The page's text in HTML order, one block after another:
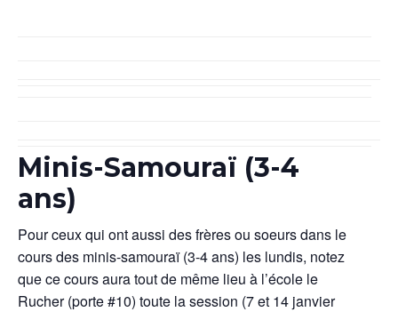
Minis-Samouraï (3-4
ans)
Pour ceux qui ont aussi des frères ou soeurs dans le
cours des minis-samouraï (3-4 ans) les lundis, notez
que ce cours aura tout de même lieu à l’école le
Rucher (porte #10) toute la session (7 et 14 janvier